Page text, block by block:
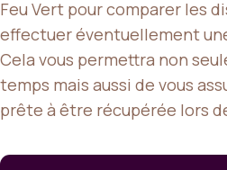
Feu Vert pour comparer les
effectuer éventuellement
Cela vous permettra non
temps mais aussi de vous
prête à être récupérée lors